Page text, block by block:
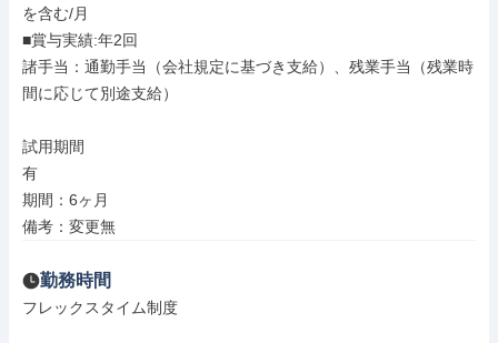
を含む/月
■賞与実績:年2回
諸手当：通勤手当（会社規定に基づき支給）、残業手当（残業時
間に応じて別途支給）
試用期間
有
期間：6ヶ月
備考：変更無
勤務時間
フレックスタイム制度